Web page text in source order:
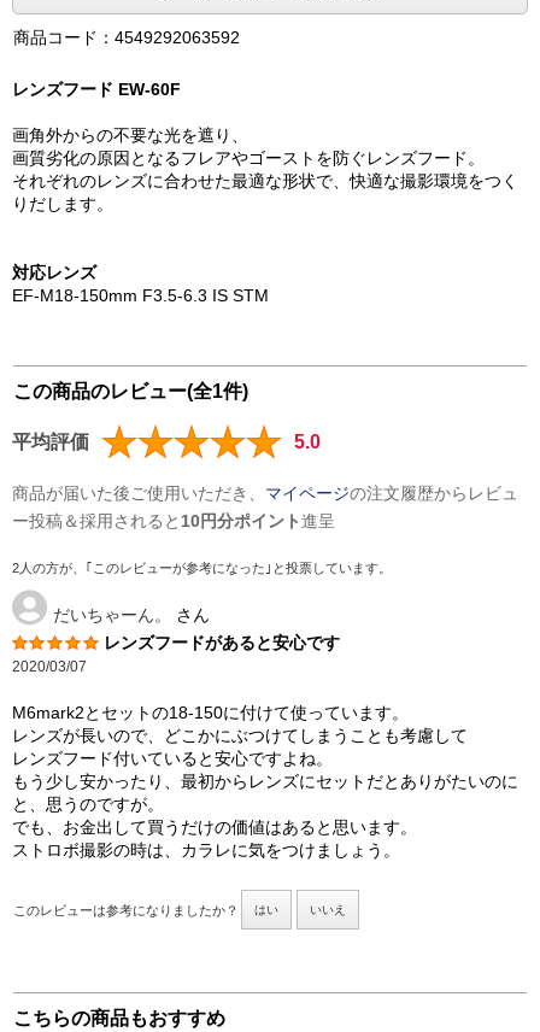
商品コード：4549292063592
レンズフード EW-60F
画角外からの不要な光を遮り、
画質劣化の原因となるフレアやゴーストを防ぐレンズフード。
それぞれのレンズに合わせた最適な形状で、快適な撮影環境をつく
りだします。
対応レンズ
EF-M18-150mm F3.5-6.3 IS STM
この商品のレビュー(全1件)
平均評価 5.0
商品が届いた後ご使用いただき、 マイページの注文履歴からレビュ
ー投稿＆採用されると 10円分ポイント進呈
2人の方が、｢このレビューが参考になった｣と投票しています。
だいちゃーん。
さん
レンズフードがあると安心です
2020/03/07
M6mark2とセットの18-150に付けて使っています。
レンズが長いので、どこかにぶつけてしまうことも考慮して
レンズフード付いていると安心ですよね。
もう少し安かったり、最初からレンズにセットだとありがたいのに
と、思うのですが。
でも、お金出して買うだけの価値はあると思います。
ストロボ撮影の時は、カラレに気をつけましょう。
このレビューは参考になりましたか？ はい いいえ
こちらの商品もおすすめ